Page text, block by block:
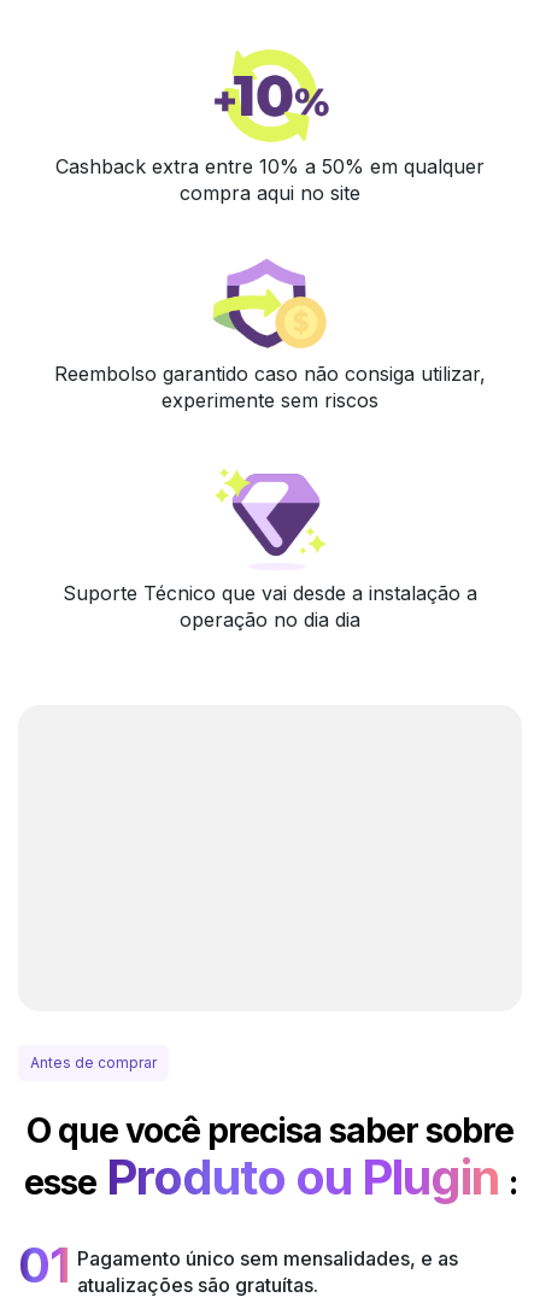
Cashback extra entre 10% a 50% em qualquer
compra aqui no site
Reembolso garantido caso não consiga utilizar,
experimente sem riscos
Suporte Técnico que vai desde a instalação a
operação no dia dia
Antes de comprar
O que você precisa saber sobre
esseProduto ou Plugin :
01 Pagamento único sem mensalidades, e as
atualizações são gratuítas.